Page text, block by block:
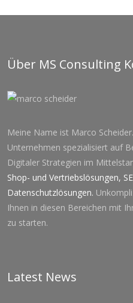
Über MS Consulting
Meine Name ist Marco
Unternehmen spezialisiert auf
Digitaler Strategien im
Shop- und Vertriebslösungen,
Datenschutzlösungen.
Ihnen in diesen Bereichen mit
zu starten.
Latest News